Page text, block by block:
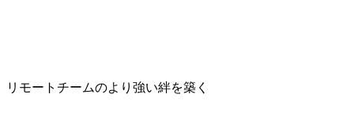
リモートチームのより強い絆を築く